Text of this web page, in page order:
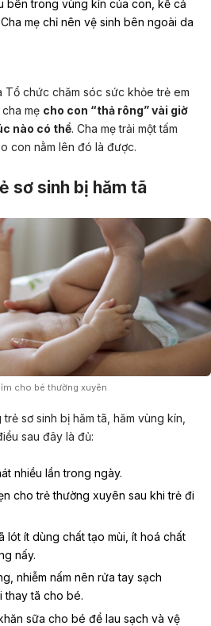
bên trong vùng kín của con, kể cả
mẹ chỉ nên vệ sinh bên ngoài da
chức chăm sóc sức khỏe trẻ em
cha mẹ cho con “thả rông” vài giờ
nào có thể. Cha mẹ trải một tấm
con nằm lên đó là được.
sơ sinh bị hăm tã
cho bé thường xuyên
sơ sinh bị hăm tã, hăm vùng kín,
sau đây là đủ:
nhiều lần trong ngày.
cho trẻ thường xuyên sau khi trẻ đi
lót ít dùng chất tạo mùi , ít hoá chất
nấy.
nhiễm nấm nên rửa tay sạch
thay tã cho bé.
sữa cho bé để lau sạch và vệ